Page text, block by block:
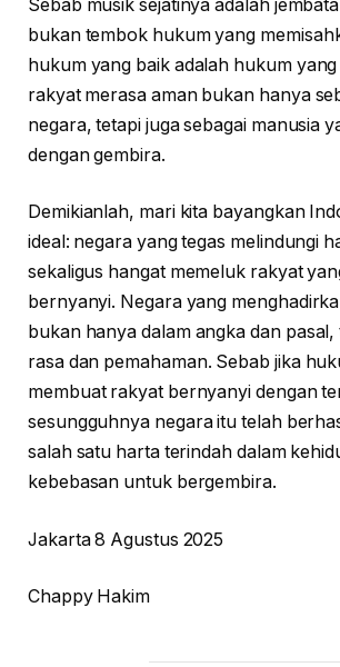
Sebab musik sejatinya adalah
bukan tembok hukum yang
hukum yang baik adalah hukum
rakyat merasa aman bukan hanya
negara, tetapi juga sebagai manusia
dengan gembira.
Demikianlah, mari kita bayangkan
ideal: negara yang tegas melindungi
sekaligus hangat memeluk rakyat
bernyanyi. Negara yang
bukan hanya dalam angka dan pasal,
rasa dan pemahaman. Sebab jika
membuat rakyat bernyanyi dengan
sesungguhnya negara itu telah
salah satu harta terindah dalam
kebebasan untuk bergembira.
Jakarta 8 Agustus 2025
Chappy Hakim